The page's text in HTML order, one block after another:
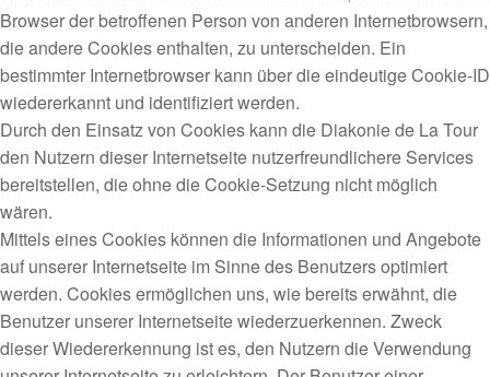
Browser der betroffenen Person von anderen Internetbrowsern,
die andere Cookies enthalten, zu unterscheiden. Ein
bestimmter Internetbrowser kann über die eindeutige Cookie-ID
wiedererkannt und identifiziert werden.
Durch den Einsatz von Cookies kann die Diakonie de La Tour
den Nutzern dieser Internetseite nutzerfreundlichere Services
bereitstellen, die ohne die Cookie-Setzung nicht möglich
wären.
Mittels eines Cookies können die Informationen und Angebote
auf unserer Internetseite im Sinne des Benutzers optimiert
werden. Cookies ermöglichen uns, wie bereits erwähnt, die
Benutzer unserer Internetseite wiederzuerkennen. Zweck
dieser Wiedererkennung ist es, den Nutzern die Verwendung